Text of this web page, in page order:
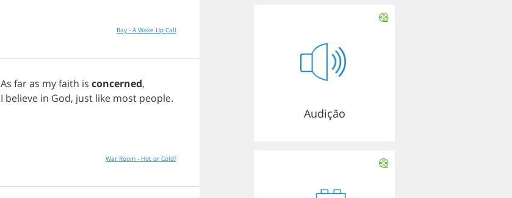
Ray - A Wake Up Call
As faras myfaith is concerned,
I believe in God, just like most people.
War Room - Hot or Cold?
Audição